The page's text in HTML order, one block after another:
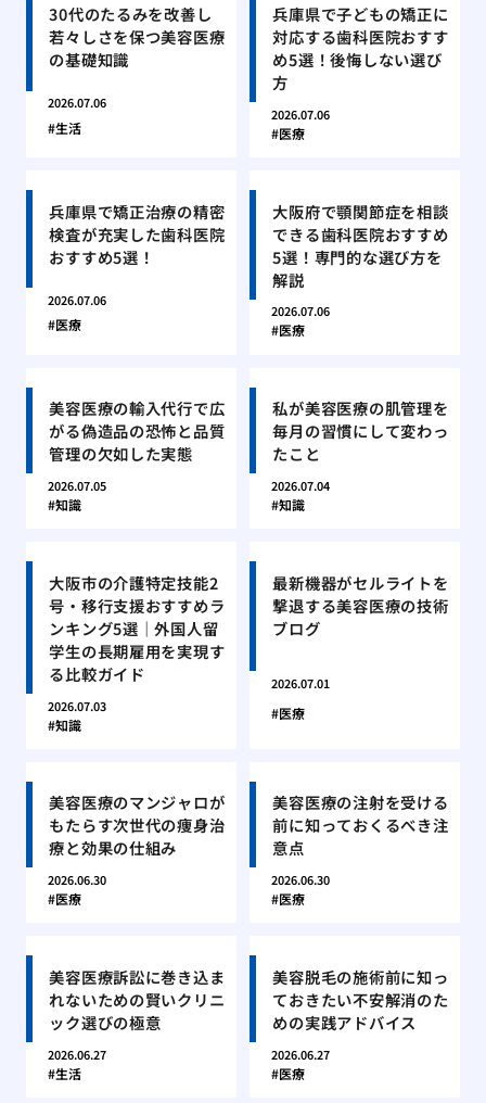
30代のたるみを改善し
若々しさを保つ美容医療
の基礎知識
2026.07.06
生活
兵庫県で子どもの矯正に
対応する歯科医院おすす
め5選！後悔しない選び
方
2026.07.06
医療
兵庫県で矯正治療の精密
検査が充実した歯科医院
おすすめ5選！
2026.07.06
医療
大阪府で顎関節症を相談
できる歯科医院おすすめ
5選！専門的な選び方を
解説
2026.07.06
医療
美容医療の輸入代行で広
がる偽造品の恐怖と品質
管理の欠如した実態
2026.07.05
知識
私が美容医療の肌管理を
毎月の習慣にして変わっ
たこと
2026.07.04
知識
大阪市の介護特定技能2
号・移行支援おすすめラ
ンキング5選｜外国人留
学生の長期雇用を実現す
る比較ガイド
2026.07.03
知識
最新機器がセルライトを
撃退する美容医療の技術
ブログ
2026.07.01
医療
美容医療のマンジャロが
もたらす次世代の痩身治
療と効果の仕組み
2026.06.30
医療
美容医療の注射を受ける
前に知っておくるべき注
意点
2026.06.30
医療
美容医療訴訟に巻き込ま
れないための賢いクリニ
ック選びの極意
2026.06.27
生活
美容脱毛の施術前に知っ
ておきたい不安解消のた
めの実践アドバイス
2026.06.27
医療